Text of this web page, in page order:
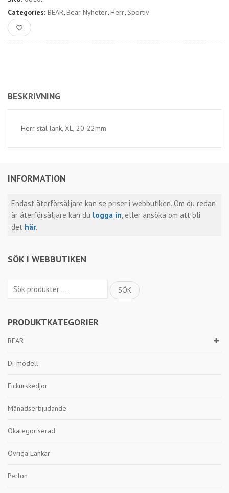
INFORMATION
Endast återförsäljare kan se priser i webbutiken. Om du redan
är återförsäljare kan du logga in, eller ansöka om att bli
det här.
SÖK I WEBBUTIKEN
Sök
SÖK
PRODUKTKATEGORIER
BEAR
Di-modell
Fickurskedjor
Månadserbjudande
Okategoriserad
Övriga Länkar
Perlon
Categories: BEAR,Bear Nyheter,Herr,Sportiv
BESKRIVNING
Herr stål länk, XL, 20-22mm